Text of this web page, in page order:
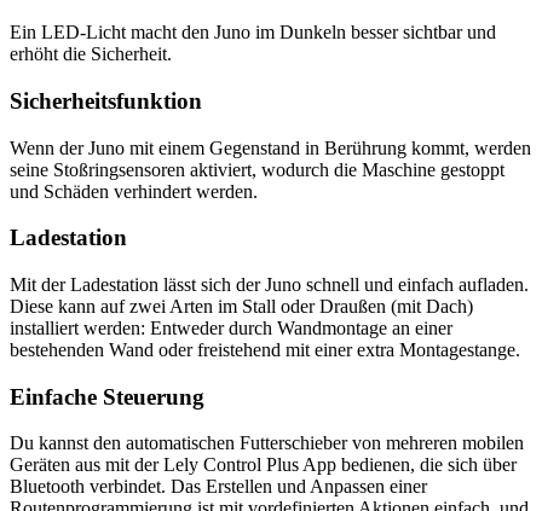
Ein LED-Licht macht den Juno im Dunkeln besser sichtbar und
erhöht die Sicherheit.
Sicherheitsfunktion
Wenn der Juno mit einem Gegenstand in Berührung kommt, werden
seine Stoßringsensoren aktiviert, wodurch die Maschine gestoppt
und Schäden verhindert werden.
Ladestation
Mit der Ladestation lässt sich der Juno schnell und einfach aufladen.
Diese kann auf zwei Arten im Stall oder Draußen (mit Dach)
installiert werden: Entweder durch Wandmontage an einer
bestehenden Wand oder freistehend mit einer extra Montagestange.
Einfache Steuerung
Du kannst den automatischen Futterschieber von mehreren mobilen
Geräten aus mit der Lely Control Plus App bedienen, die sich über
Bluetooth verbindet. Das Erstellen und Anpassen einer